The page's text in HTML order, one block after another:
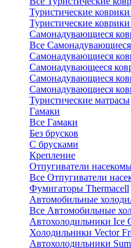
Туристические
Туристические
Самонадувающиеся
Все
Самонадувающиеся
Самонадувающееся
Самонадувающиеся
Самонадувающиеся
Туристические матрасы
Гамаки
Все Гамаки
Без брусков
С брусками
Крепление
Отпугиватели
Все Отпугиватели
Фумигаторы Thermacell
Автомобильные
Все Автомобильные
Автохолодильники Ice
Холодильники Vector
Автохолодильники